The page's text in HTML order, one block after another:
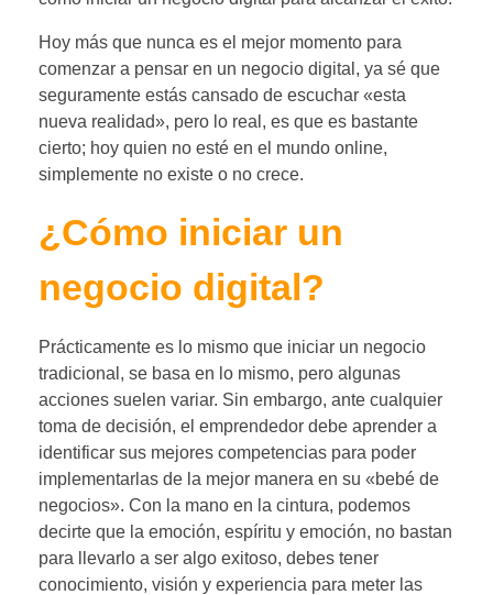
Hoy más que nunca es el mejor momento para
comenzar a pensar en un negocio digital, ya sé que
seguramente estás cansado de escuchar «esta
nueva realidad», pero lo real, es que es bastante
cierto; hoy quien no esté en el mundo online,
simplemente no existe o no crece.
¿Cómo iniciar un
negocio digital?
Prácticamente es lo mismo que iniciar un negocio
tradicional, se basa en lo mismo, pero algunas
acciones suelen variar. Sin embargo, ante cualquier
toma de decisión, el emprendedor debe aprender a
identificar sus mejores competencias para poder
implementarlas de la mejor manera en su «bebé de
negocios». Con la mano en la cintura, podemos
decirte que la emoción, espíritu y emoción, no bastan
para llevarlo a ser algo exitoso, debes tener
conocimiento, visión y experiencia para meter las